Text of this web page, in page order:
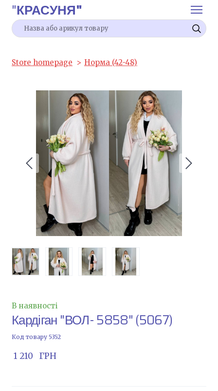
"КРАСУНЯ"
Store homepage Норма (42-48)
В наявності
Кардіган "ВОЛ- 5858"(5067)
Код товару 5352
1 210   ГРН